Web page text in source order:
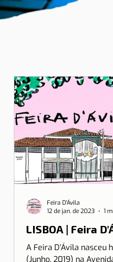
LISBOA | Feira
A Feira D’Ávila nasceu
(Junho, 2019) na
Feira D'Ávila
12 de jan. de 2023
1